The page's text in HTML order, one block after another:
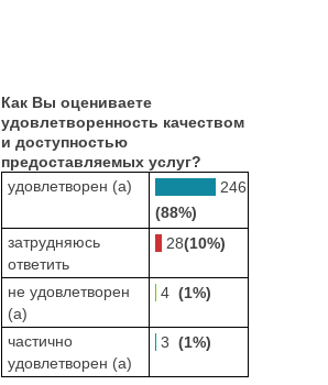
Как Вы оцениваете
удовлетворенность качеством
и доступностью
предоставляемых услуг?
удовлетворен (а)
246
(88%)
затрудняюсь
ответить
28(10%)
не удовлетворен
(а)
4 (1%)
частично
удовлетворен (а)
3 (1%)